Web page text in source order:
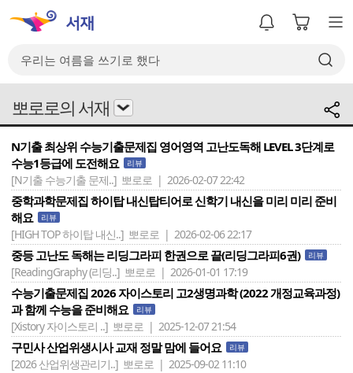
뽀로로의 서재
N기출 최상위 수능기출문제집 영어영역 고난도독해 LEVEL 3단계로
수능1등급에 도전해요
리뷰
[N기출 수능기출 문제..] 뽀로로 | 2026-02-07 22:42
중학과학문제집 하이탑 내신탑티어로 신학기 내신을 미리 미리 준비
해요
리뷰
[HIGH TOP 하이탑 내신..] 뽀로로 | 2026-02-06 22:17
중등 고난도 독해는 리딩그라피 한권으로 끝(리딩그라피6권) 리뷰
[ReadingGraphy (리딩..] 뽀로로 | 2026-01-01 17:19
수능기출문제집 2026 자이스토리 고2생명과학 (2022 개정교육과정)
과 함께 수능을 준비해요
리뷰
[Xistory 자이스토리 ..] 뽀로로 | 2025-12-07 21:54
구민사 산업위생시사 교재 정말 맘에 들어요 리뷰
[2026 산업위생관리기..] 뽀로로 | 2025-09-02 11:10